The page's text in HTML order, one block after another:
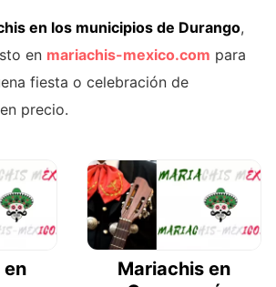
en los municipios de Durango,
en mariachis-mexico.com para
fiesta o celebración de
precio.
en
Mariachis en